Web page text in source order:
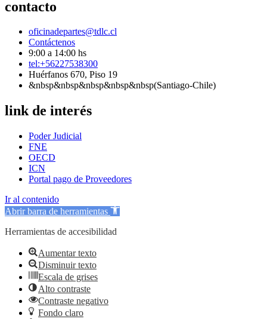
contacto
oficinadepartes@tdlc.cl
Contáctenos
9:00 a 14:00 hs
tel:+56227538300
Huérfanos 670, Piso 19
&nbsp&nbsp&nbsp&nbsp&nbsp(Santiago-Chile)
link de interés
Poder Judicial
FNE
OECD
ICN
Portal pago de Proveedores
Ir al contenido
Abrir barra de herramientas
Herramientas de accesibilidad
Aumentar texto
Disminuir texto
Escala de grises
Alto contraste
Contraste negativo
Fondo claro